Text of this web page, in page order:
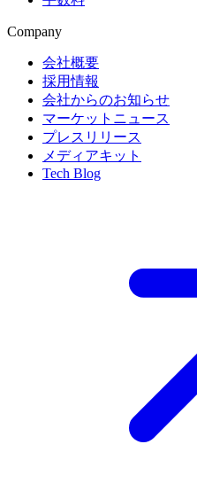
Company
会社概要
採用情報
会社からのお知らせ
マーケットニュース
プレスリリース
メディアキット
Tech Blog